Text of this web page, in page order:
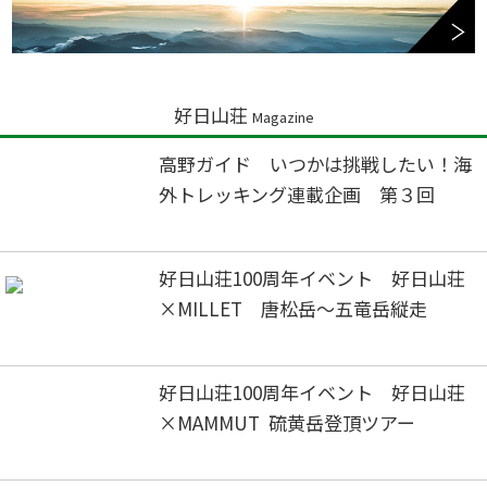
好日山荘 Magazine
高野ガイド いつかは挑戦したい！海
外トレッキング連載企画 第３回
好日山荘100周年イベント 好日山荘
×MILLET 唐松岳～五竜岳縦走
好日山荘100周年イベント 好日山荘
×MAMMUT 硫黄岳登頂ツアー